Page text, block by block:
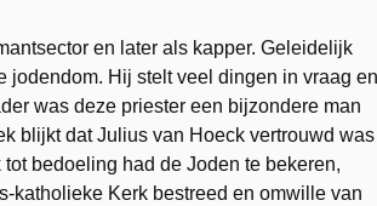
en later als kapper. Geleidelijk
jodendom. Hij stelt veel dingen in vraag en
was deze priester een bijzondere man
blijkt dat Julius van Hoeck vertrouwd was
bedoeling had de Joden te bekeren,
katholieke Kerk bestreed en omwille van